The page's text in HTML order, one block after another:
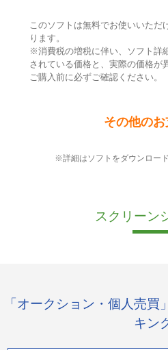
このソフトは無料でお使いいただ
ります。
※消費税の増税に伴い、ソフト詳
されている価格と、実際の価格が
ご購入前に必ずご確認ください。
その他の
※詳細はソフトをダウンロー
スクリーン
「オークション・個人売
キン